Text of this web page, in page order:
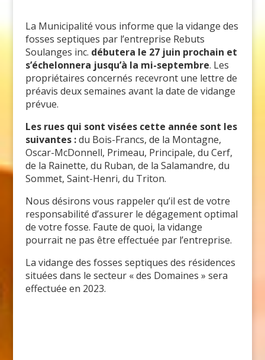
La Municipalité vous informe que la vidange des
fosses septiques par l’entreprise Rebuts
Soulanges inc. débutera le 27 juin prochain et
s’échelonnera jusqu’à la mi-septembre. Les
propriétaires concernés recevront une lettre de
préavis deux semaines avant la date de vidange
prévue.
Les rues qui sont visées cette année sont les
suivantes :du Bois-Francs, de la Montagne,
Oscar-McDonnell, Primeau, Principale, du Cerf,
de la Rainette, du Ruban, de la Salamandre, du
Sommet, Saint-Henri, du Triton.
Nous désirons vous rappeler qu’il est de votre
responsabilité d’assurer le dégagement optimal
de votre fosse. Faute de quoi, la vidange
pourrait ne pas être effectuée par l’entreprise.
La vidange des fosses septiques des résidences
situées dans le secteur « des Domaines » sera
effectuée en 2023.